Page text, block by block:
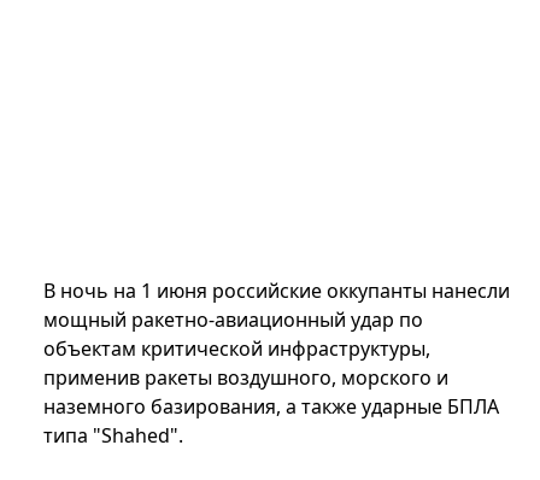
В ночь на 1 июня российские оккупанты нанесли
мощный ракетно-авиационный удар по
объектам критической инфраструктуры,
применив ракеты воздушного, морского и
наземного базирования, а также ударные БПЛА
типа "Shahed".